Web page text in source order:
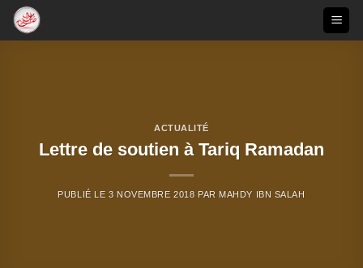
Passer
ACTUALITÉ
Lettre de soutien à Tariq Ramadan
PUBLIÉ LE 3 NOVEMBRE 2018 PAR MAHDY IBN SALAH